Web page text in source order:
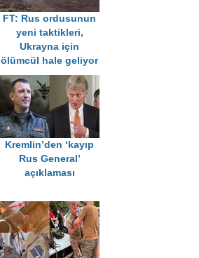
FT: Rus ordusunun
yeni taktikleri,
Ukrayna için
ölümcül hale geliyor
Kremlin’den ‘kayıp
Rus General’
açıklaması